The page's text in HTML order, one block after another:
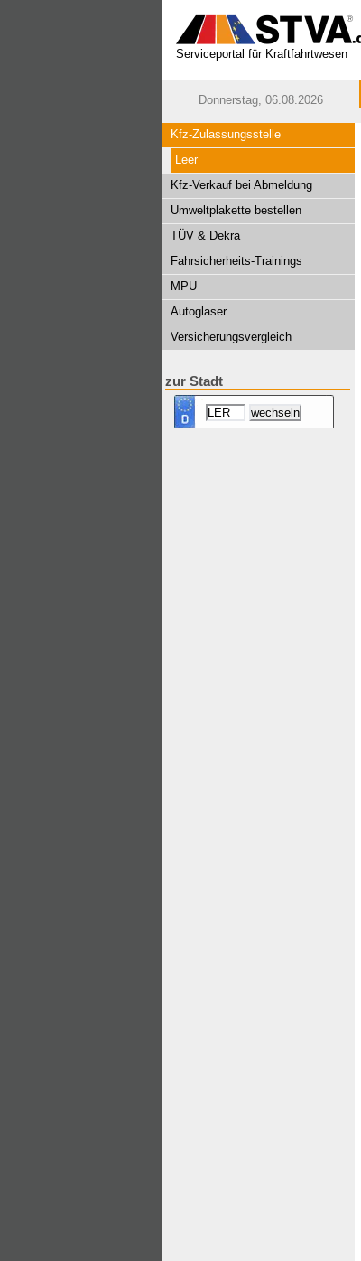
Serviceportal für Kraftfahrtwesen
Donnerstag, 06.08.2026
Kfz-Zulassungsstelle
Leer
Kfz-Verkauf bei Abmeldung
Umweltplakette bestellen
TÜV & Dekra
Fahrsicherheits-Trainings
MPU
Autoglaser
Versicherungsvergleich
zur Stadt